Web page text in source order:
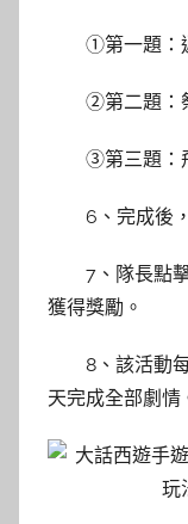
①第一題：
②第二題：
③第三題：
6、完成後
7、隊長點
獲得獎勵。
8、該活動
天完成全部劇情